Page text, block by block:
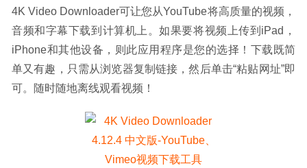
4K Video Downloader可让您从YouTube将高质量的视频，
音频和字幕下载到计算机上。如果要将视频上传到iPad，
iPhone和其他设备，则此应用程序是您的选择！下载既简
单又有趣，只需从浏览器复制链接，然后单击“粘贴网址”即
可。随时随地离线观看视频！